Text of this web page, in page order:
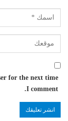
for the next time
I comment.